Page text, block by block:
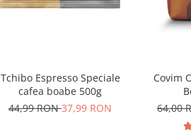
Tchibo Espresso Speciale
cafea boabe 500g
44,99 RON37,99 RON
Covim
64,00